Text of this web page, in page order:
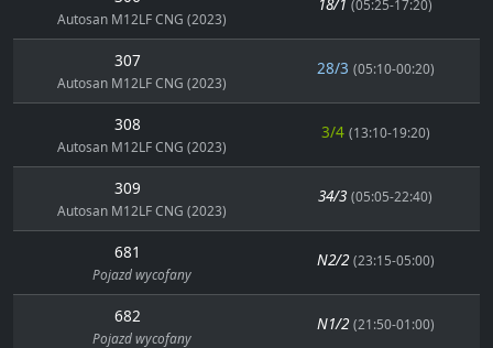
Autosan M12LF CNG (2023)
(05:25-17:20)
307
Autosan M12LF CNG (2023)
28/3 (05:10-00:20)
308
Autosan M12LF CNG (2023)
3/4 (13:10-19:20)
309
Autosan M12LF CNG (2023)
34/3 (05:05-22:40)
681
Pojazd wycofany
N2/2 (23:15-05:00)
682
Pojazd wycofany
N1/2 (21:50-01:00)